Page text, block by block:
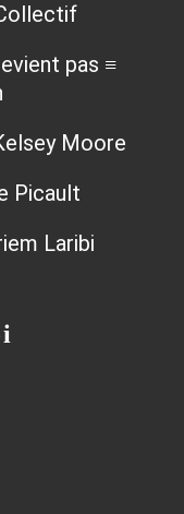
pas ≡
Moore
Picault
Laribi